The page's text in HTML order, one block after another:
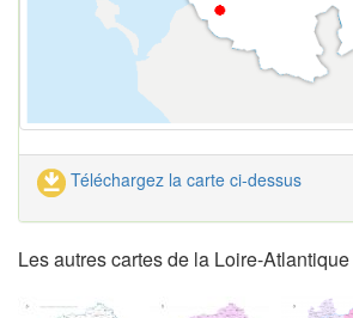
Téléchargez la carte ci-dessus
Les autres cartes de la Loire-Atlantique